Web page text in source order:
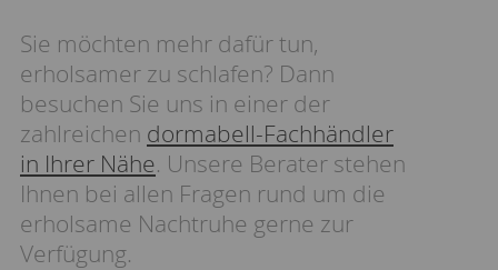
Sie möchten mehr dafür tun,
erholsamer zu schlafen? Dann
besuchen Sie uns in einer der
zahlreichen dormabell-Fachhändler
in Ihrer Nähe. Unsere Berater stehen
Ihnen bei allen Fragen rund um die
erholsame Nachtruhe gerne zur
Verfügung.